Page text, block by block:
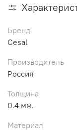
Бренд
Cesal
Производитель
Россия
Толщина
0.4 мм.
Материал